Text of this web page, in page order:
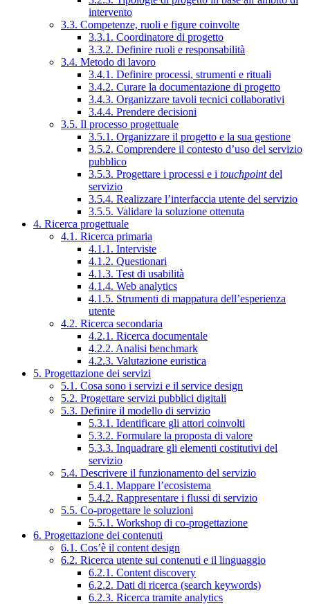
intervento
3.3. Competenze, ruoli e figure coinvolte
3.3.1. Coordinatore di progetto
3.3.2. Definire ruoli e responsabilità
3.4. Metodo di lavoro
3.4.1. Definire processi, strumenti e rituali
3.4.2. Curare la documentazione di progetto
3.4.3. Organizzare tavoli tecnici collaborativi
3.4.4. Prendere decisioni
3.5. Il processo progettuale
3.5.1. Organizzare il progetto e la sua gestione
3.5.2. Comprendere il contesto d’uso del servizio
pubblico
3.5.3. Progettare i processi e i touchpointdel
servizio
3.5.4. Realizzare l’interfaccia utente del servizio
3.5.5. Validare la soluzione ottenuta
4. Ricerca progettuale
4.1. Ricerca primaria
4.1.1. Interviste
4.1.2. Questionari
4.1.3. Test di usabilità
4.1.4. Web analytics
4.1.5. Strumenti di mappatura dell’esperienza
utente
4.2. Ricerca secondaria
4.2.1. Ricerca documentale
4.2.2. Analisi benchmark
4.2.3. Valutazione euristica
5. Progettazione dei servizi
5.1. Cosa sono i servizi e il service design
5.2. Progettare servizi pubblici digitali
5.3. Definire il modello di servizio
5.3.1. Identificare gli attori coinvolti
5.3.2. Formulare la proposta di valore
5.3.3. Inquadrare gli elementi costitutivi del
servizio
5.4. Descrivere il funzionamento del servizio
5.4.1. Mappare l’ecosistema
5.4.2. Rappresentare i flussi di servizio
5.5. Co-progettare le soluzioni
5.5.1. Workshop di co-progettazione
6. Progettazione dei contenuti
6.1. Cos’è il content design
6.2. Ricerca utente sui contenuti e il linguaggio
6.2.1. Content discovery
6.2.2. Dati di ricerca (search keywords)
6.2.3. Ricerca tramite analytics